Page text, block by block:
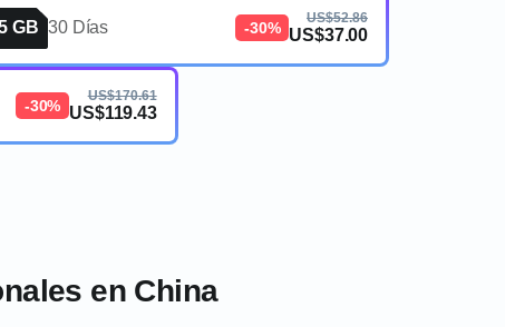
GB 30 Días -30%
US$52.86
US$37.00
-30%
US$170.61
US$119.43
en China